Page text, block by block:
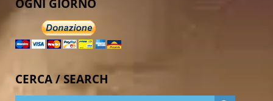
OGNI GIORNO
CERCA / SEARCH